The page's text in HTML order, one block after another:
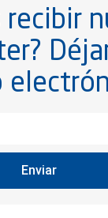
recibir
Enviar